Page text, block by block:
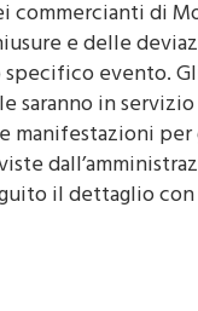
commercianti di
e delle
evento.
saranno in
manifestazioni per
il dettaglio